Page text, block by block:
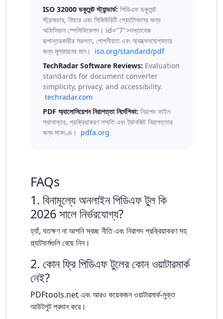
ISO 32000 ডকুমেন্ট স্ট্যান্ডার্ড: পিডিএফ ডকুমেন্ট
স্ট্রাকচার, ফিচার এবং সিকিউরিটি প্রোটোকলের জন্য
অফিসিয়াল স্পেসিফিকেশন। id="7">দস্তাবেজ
রূপান্তরকারীর সরলতা, গোপনীয়তা এবং অ্যাক্সেসযোগ্যতার
জন্য মূল্যায়নের মান।
iso.org/standard/pdf
TechRadar Software Reviews: Evaluation
standards for document converter
simplicity, privacy, and accessibility.
techradar.com
PDF অ্যাসোসিয়েশন নিরাপত্তা নির্দেশিকা: নিরাপদ ফাইল
স্থানান্তর, প্রক্রিয়াকরণ সম্মতি এবং ট্রানজিট নিরাপত্তার
জন্য মানদণ্ড।
pdfa.org
FAQs
1. বিনামূল্যে অনলাইন পিডিএফ টুল কি
2026 সালে নির্ভরযোগ্য?
হ্যাঁ, যতক্ষণ না আপনি স্বচ্ছ নীতি এবং নিরাপদ প্রক্রিয়াকরণ সহ
প্ল্যাটফর্মগুলি বেছে নিন।
2. কোন ফ্রি পিডিএফ টুলের কোন ওয়াটারমার্ক
নেই?
PDFtools.net এবং আরও কয়েকজন ওয়াটারমার্ক-মুক্ত
আউটপুট প্রদান করে।